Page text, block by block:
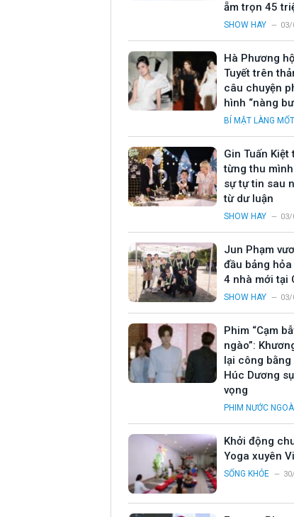
ẵm trọn 45
SHOW HAY 03/
Hà Phương
Tuyết trên
câu chuyện
hình “nàng
BÍ MẬT LÀNG MỐT
Gin Tuấn Kiệt
từng thu
sự tự tin sau
từ dư luận
SHOW HAY 03/
Jun Phạm
đầu bảng
4 nhà mới tại
SHOW HAY 03/
Phim “Cạm
ngào”:
lại công
Húc Dương
vọng
PHIM NƯỚC NGOÀI
Khởi động
Yoga xuyên
SỐNG KHỎE